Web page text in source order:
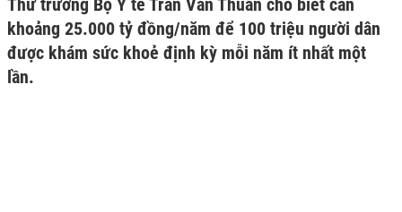
Thứ trưởng Bộ Y tế Trần Văn Thuấn cho biết cần
khoảng 25.000 tỷ đồng/năm để 100 triệu người dân
được khám sức khoẻ định kỳ mỗi năm ít nhất một
lần.